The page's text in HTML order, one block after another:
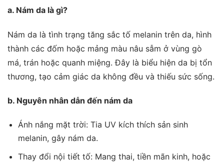
a. Nám da là gì?
Nám da là tình trạng tăng sắc tố melanin trên da, hình
thành các đốm hoặc mảng màu nâu sẫm ở vùng gò
má, trán hoặc quanh miệng. Đây là biểu hiện da bị tổn
thương, tạo cảm giác da không đều và thiếu sức sống.
b. Nguyên nhân dẫn đến nám da
Ánh nắng mặt trời: Tia UV kích thích sản sinh
melanin, gây nám da.
Thay đổi nội tiết tố: Mang thai, tiền mãn kinh, hoặc